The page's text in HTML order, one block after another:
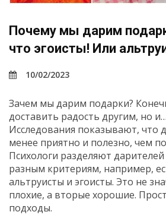
Почему мы дарим
что эгоисты! Или
10/02/2023
Зачем мы дарим подарки?
доставить радость другим, но
Исследования показывают, что
менее приятно и полезно, чем
Психологи разделяют
разным критериям, например,
альтруисты и эгоисты. Это не
плохие, а вторые хорошие.
подходы.